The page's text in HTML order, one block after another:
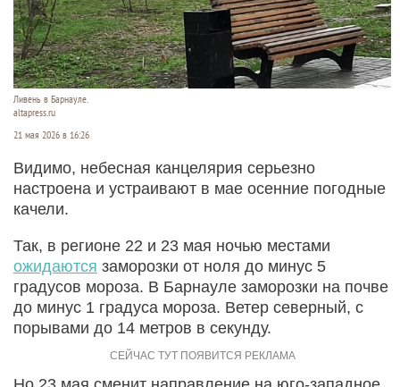
Ливень в Барнауле.
altapress.ru
21 мая 2026 в 16:26
Видимо, небесная канцелярия серьезно
настроена и устраивают в мае осенние погодные
качели.
Так, в регионе 22 и 23 мая ночью местами
ожидаются заморозки от ноля до минус 5
градусов мороза. В Барнауле заморозки на почве
до минус 1 градуса мороза. Ветер северный, с
порывами до 14 метров в секунду.